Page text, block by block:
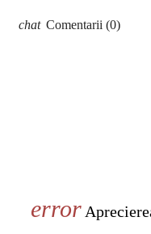
Comentarii (0)